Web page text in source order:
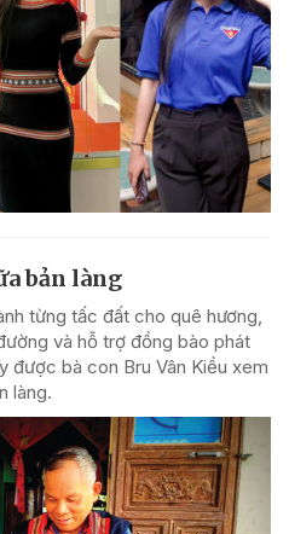
bản làng
từng tấc đất cho quê hương,
và hỗ trợ đồng bào phát
được bà con Bru Vân Kiều xem
làng.